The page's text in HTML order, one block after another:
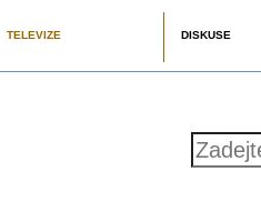
TELEVIZE DISKUSE